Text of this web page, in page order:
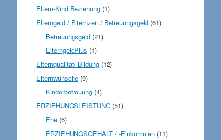
Eltern-Kind Beziehung(1)
Elterngeld / Elternzeit / Betreuungsgeld(61)
Betreuungsgeld (21)
ElterngeldPlus (1)
Elternqualität/-Bildung(12)
Elternwünsche(9)
Kinderbetreuung (4)
ERZIEHUNGSLEISTUNG(51)
Ehe (6)
ERZIEHUNGSGEHALT / -Einkommen (11)